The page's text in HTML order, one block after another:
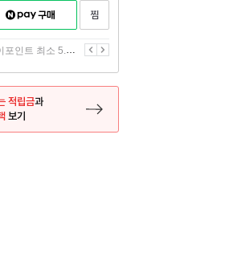
하기
이전
트 최소 5.5% 적립 다음
적립금과
보기